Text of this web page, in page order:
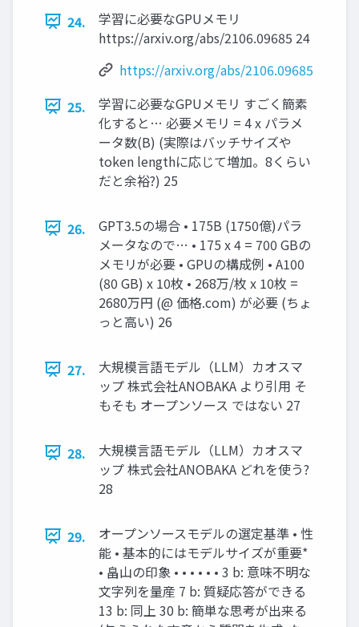
24.
学習に必要なGPUメモリ
https://arxiv.org/abs/2106.09685 24
https://arxiv.org/abs/2106.09685
25.
学習に必要なGPUメモリ すごく簡素
化すると… 必要メモリ = 4 x パラメ
ータ数(B) (実際はバッチサイズや
token lengthに応じて増加。8くらい
だと余裕?) 25
26.
GPT3.5の場合 • 175B (1750億)パラ
メータなので… • 175 x 4 = 700 GBの
メモリが必要 • GPUの構成例 • A100
(80 GB) x 10枚 • 268万/枚 x 10枚 =
2680万円 (@ 価格.com) が必要 (ちょ
っと高い) 26
27.
大規模言語モデル（LLM）カオスマ
ップ 株式会社ANOBAKA より引用 そ
もそも オープンソース ではない 27
28.
大規模言語モデル（LLM）カオスマ
ップ 株式会社ANOBAKA どれを使う?
28
29.
オープンソースモデルの選定基準 • 性
能 • 基本的にはモデルサイズが重要*
• 畠山の印象 • • • • • • 3 b: 意味不明な
文字列を量産 7 b: 質疑応答ができる
13 b: 同上 30 b: 簡単な思考が出来る